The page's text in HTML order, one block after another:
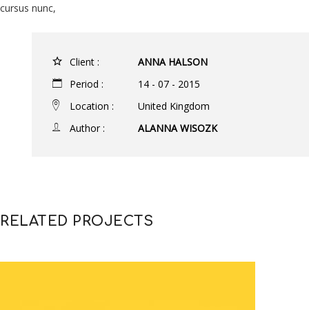
cursus nunc,
Client :
ANNA HALSON
Period :
14 - 07 - 2015
Location :
United Kingdom
Author :
ALANNA WISOZK
RELATED PROJECTS